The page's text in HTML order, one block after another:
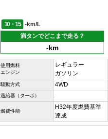
10・15
-km/L
満タンでどこまで走る？
-km
使用燃料
エンジン
レギュラー
ガソリン
駆動方式 4WD
過給器（ターボ） -
燃費性能
H32年度燃費基準
達成